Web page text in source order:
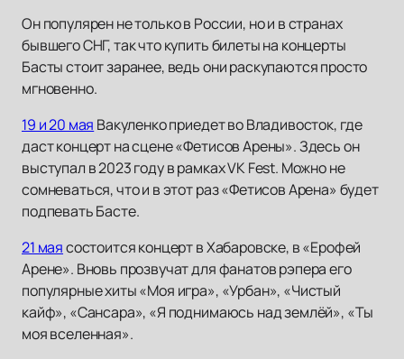
Он популярен не только в России, но и в странах
бывшего СНГ, так что купить билеты на концерты
Басты стоит заранее, ведь они раскупаются просто
мгновенно.
19 и 20 мая Вакуленко приедет во Владивосток, где
даст концерт на сцене «Фетисов Арены». Здесь он
выступал в 2023 году в рамках VK Fest. Можно не
сомневаться, что и в этот раз «Фетисов Арена» будет
подпевать Басте.
21 маясостоится концерт в Хабаровске, в «Ерофей
Арене». Вновь прозвучат для фанатов рэпера его
популярные хиты «Моя игра», «Урбан», «Чистый
кайф», «Сансара», «Я поднимаюсь над землёй», «Ты
моя вселенная».